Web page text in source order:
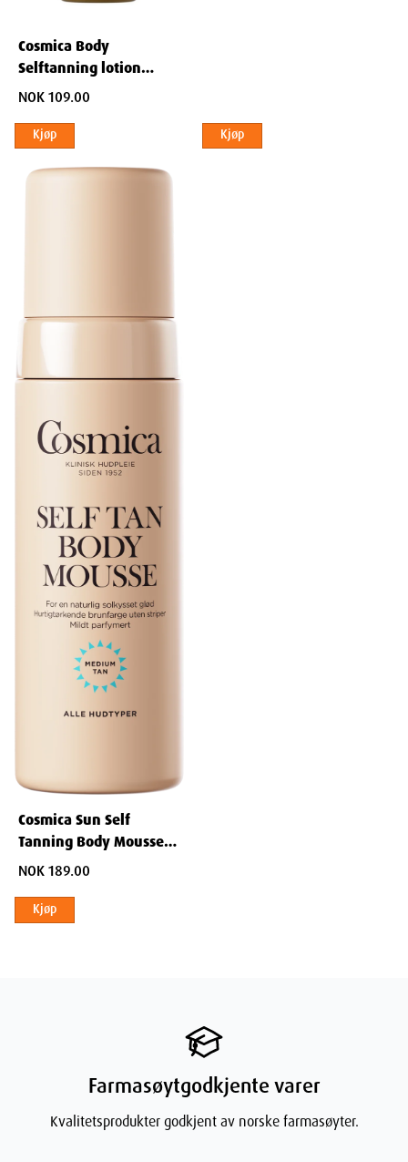
Cosmica Body
Selftanning lotion
150ml
NOK 109.00
Kjøp Kjøp
Cosmica Sun Self
Tanning Body Mousse
150 ml
NOK 189.00
Kjøp
Farmasøytgodkjente varer
Kvalitetsprodukter godkjent av norske farmasøyter.